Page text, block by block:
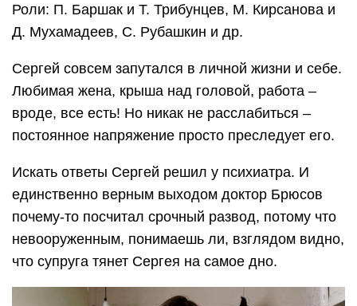
Роли: П. Баршак и Т. Трибунцев, М. Кирсанова и
Д. Мухамадеев, С. Рубашкин и др.
Сергей совсем запутался в личной жизни и себе.
Любимая жена, крыша над головой, работа –
вроде, все есть! Но никак не расслабиться –
постоянное напряжение просто преследует его.
Искать ответы Сергей решил у психиатра. И
единственно верным выходом доктор Брюсов
почему-то посчитал срочный развод, потому что
невооруженным, понимаешь ли, взглядом видно,
что супруга тянет Сергея на самое дно.